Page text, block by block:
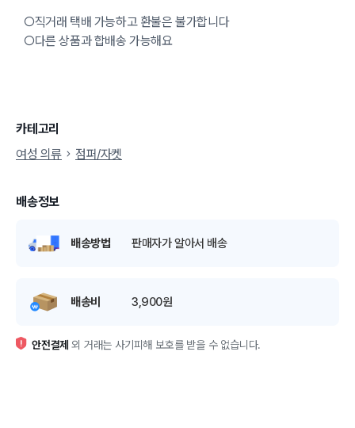
○직거래 택배 가능하고 환불은 불가합니다
○다른 상품과 합배송 가능해요
카테고리
여성 의류
점퍼/자켓
배송정보
배송방법 판매자가 알아서 배송
배송비 3,900원
안전결제 외 거래는 사기피해 보호를 받을 수 없습니다.